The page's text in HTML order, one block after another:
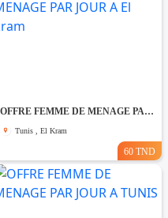
OFFRE FEMME DE MENAGE PAR JOUR A El kram
Tunis , El Kram
60 TND